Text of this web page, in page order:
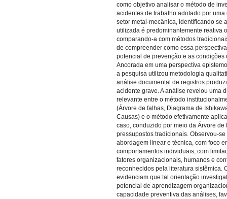
como objetivo analisar o método de
acidentes de trabalho adotado por
setor metal-mecânica, identificando se
utilizada é predominantemente reativa
comparando-a com métodos
de compreender como essa
potencial de prevenção e as condições
Ancorada em uma perspectiva
a pesquisa utilizou metodologia
análise documental de registros
acidente grave. A análise revelou uma
relevante entre o método
(Árvore de falhas, Diagrama de
Causas) e o método efetivamente
caso, conduzido por meio da Árvore
pressupostos tradicionais. Observou-
abordagem linear e técnica, com foco
comportamentos individuais, com
fatores organizacionais, humanos e
reconhecidos pela literatura sistêmica.
evidenciam que tal orientação
potencial de aprendizagem
capacidade preventiva das análises,